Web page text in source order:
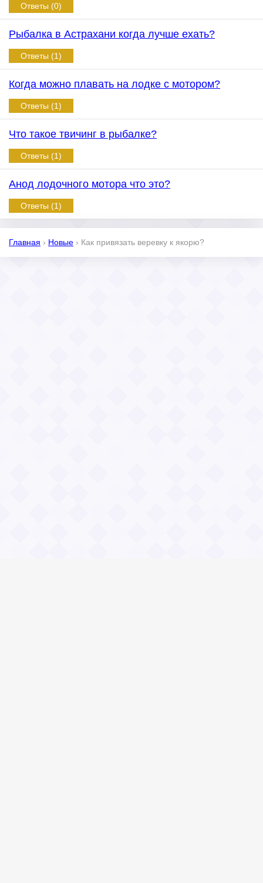
Ответы (0)
Рыбалка в Астрахани когда лучше ехать?
Ответы (1)
Когда можно плавать на лодке с мотором?
Ответы (1)
Что такое твичинг в рыбалке?
Ответы (1)
Анод лодочного мотора что это?
Ответы (1)
Главная › Новые › Как привязать веревку к якорю?